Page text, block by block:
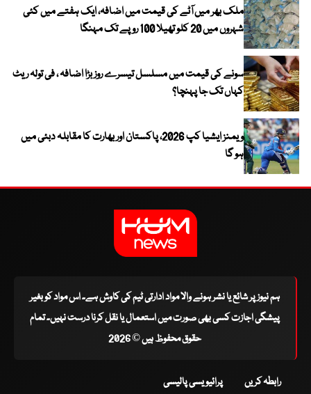
ملک بھر میں آٹے کی قیمت میں اضافہ، ایک ہفتے میں کئی
شہروں میں 20 کلو تھیلا 100 روپے تک مہنگا
سونے کی قیمت میں مسلسل تیسرے روز بڑا اضافہ ، فی تولہ ریٹ
کہاں تک جا پہنچا؟
ویمنز ایشیا کپ 2026، پاکستان اور بھارت کا مقابلہ دبئی میں
ہو گا
ہم نیوز پر شائع یا نشر ہونے والا مواد ادارتی ٹیم کی کاوش ہے۔ اس مواد کو بغیر
پیشگی اجازت کسی بھی صورت میں استعمال یا نقل کرنا درست نہیں۔ تمام
حقوق محفوظ ہیں © 2026
رابطہ کریں پرائیویسی پالیسی